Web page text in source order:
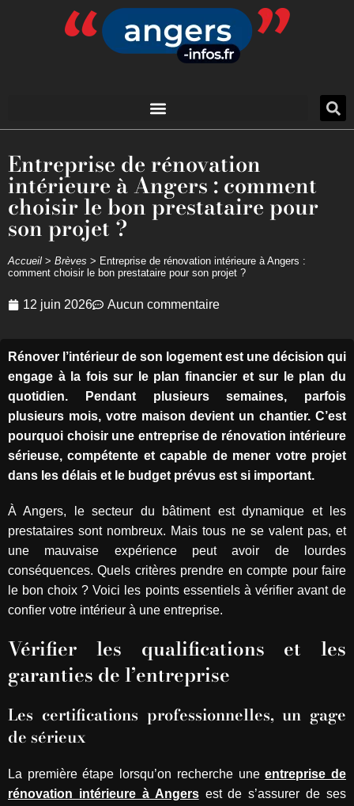
Entreprise de rénovation
intérieure à Angers : comment
choisir le bon prestataire pour
son projet ?
Accueil > Brèves > Entreprise de rénovation intérieure à Angers :
comment choisir le bon prestataire pour son projet ?
12 juin 2026 Aucun commentaire
Rénover l’intérieur de son logement est une décision qui
engage à la fois sur le plan financier et sur le plan du
quotidien. Pendant plusieurs semaines, parfois
plusieurs mois, votre maison devient un chantier. C’est
pourquoi choisir une entreprise de rénovation intérieure
sérieuse, compétente et capable de mener votre projet
dans les délais et le budget prévus est si important.
À Angers, le secteur du bâtiment est dynamique et les
prestataires sont nombreux. Mais tous ne se valent pas, et
une mauvaise expérience peut avoir de lourdes
conséquences. Quels critères prendre en compte pour faire
le bon choix ? Voici les points essentiels à vérifier avant de
confier votre intérieur à une entreprise.
Vérifier les qualifications et les
garanties de l’entreprise
Les certifications professionnelles, un gage
de sérieux
La première étape lorsqu’on recherche uneentreprise de
rénovation intérieure à Angersest de s’assurer de ses